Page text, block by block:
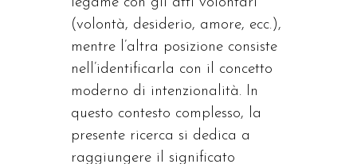
(volontà, desiderio, amore, ecc.),
mentre l’altra posizione consiste
nell’identificarla con il concetto
moderno di intenzionalità. In
questo contesto complesso, la
presente ricerca si dedica a
raggiungere il significato